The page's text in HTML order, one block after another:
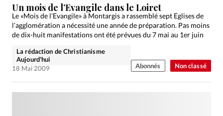
Non classé
Un mois de l’Evangile dans le Loiret
Le «Mois de l’Evangile» à Montargis a rassemblé sept Eglises de
l’agglomération a nécessité une année de préparation. Pas moins
de dix-huit manifestations ont été prévues du 7 mai au 1er juin
La rédaction de Christianisme
Aujourd'hui
18 Mai 2009
Abonnés